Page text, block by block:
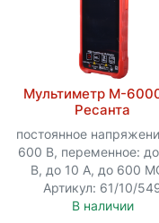
Мультиметр М-
Ресанта
постоянное
600 В, переменное:
В, до 10 А, до 600
Артикул: 61/10/
В наличии